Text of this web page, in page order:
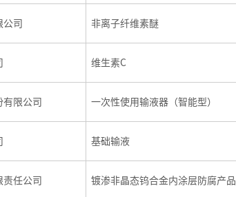
公司 非离子纤维素醚
维生素C
有限公司 一次性使用输液器（智能型）
基础输液
责任公司 镀渗非晶态钨合金内涂层防腐产品